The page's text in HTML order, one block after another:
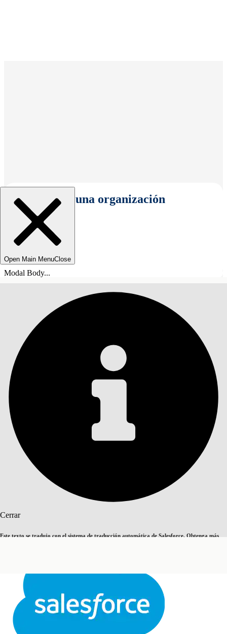
Seleccionar una organización
Open Main MenuClose
Modal Body...
Cerrar
Este texto se tradujo con el sistema de traducción automática de Salesforce. Obtenga más
Cerrar Cerrar
Índice de materias
ÍNDICE DE MATERIAS
Buscar